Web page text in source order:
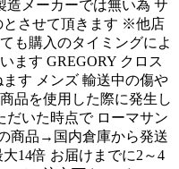
メーカーでは無い為 サ
とさせて頂きます ※他店
も購入のタイミングによ
ます GREGORY クロス
す メンズ 輸送中の傷や
品を使用した際に発生し
だいた時点で ローマサン
商品→国内倉庫から発送
14倍 お届けまでに2～4